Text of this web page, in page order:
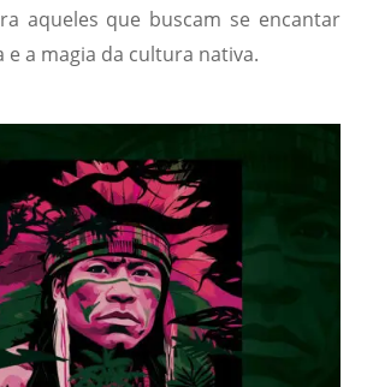
aqueles que buscam se encantar
e a magia da cultura nativa.